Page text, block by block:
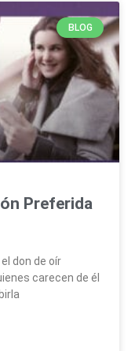
BLOG
Preferida
don de oír
carecen de él